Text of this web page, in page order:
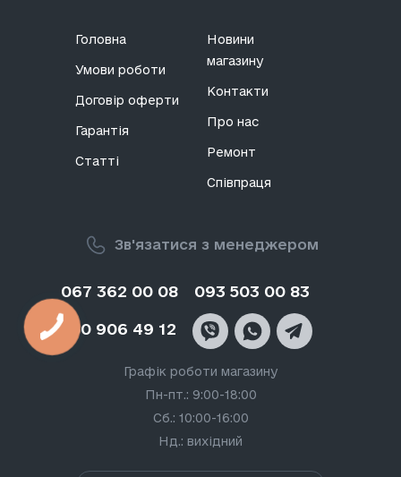
Зв'язатися з менеджером
067 362 00 08 093 503 00 83
050 906 49 12
Графік роботи магазину
Пн-пт.: 9:00-18:00
Сб.: 10:00-16:00
Нд.: вихідний
Головна
Умови роботи
Договір оферти
Гарантія
Статті
Новини
магазину
Контакти
Про нас
Ремонт
Співпраця